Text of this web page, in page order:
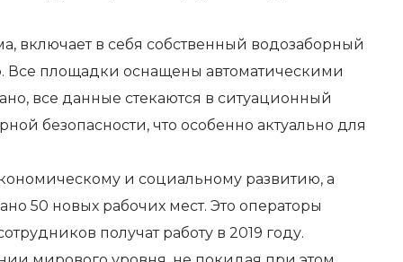
в себя собственный водозаборный
Все площадки оснащены автоматическими
все данные стекаются в ситуационный
безопасности, что особенно актуально для
и социальному развитию, а
50 новых рабочих мест. Это операторы
получат работу в 2019 году.